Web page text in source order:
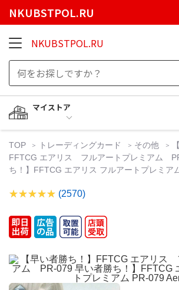
NKUBSTPOL.RU
NKUBSTPOL.RU
マイストア
TOP トレーディングカード その他
FFTCG エアリス フルアートプレミアム
ち！】FFTCG エアリス フルアートプレミア
(2570)